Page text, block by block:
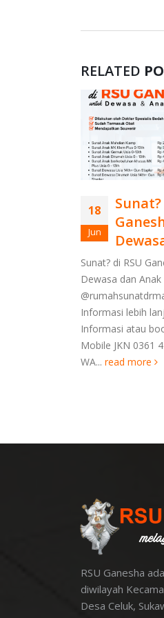
RELATED
18
Jun
Sunat?
Sunat? di RSU
Dewasa dan Anak
Informasi lebih
Informasi atau
Mobile JKN 0361
WA... read more
RSU Ganesha
diwilayah
Desa Celuk,